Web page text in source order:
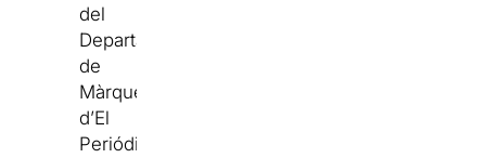
del
Departament
de
Màrqueting
d’El
Periódico